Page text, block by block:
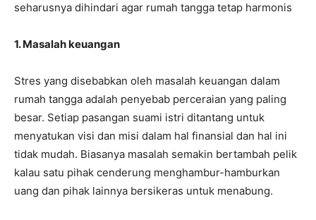
seharusnya dihindari agar rumah tangga tetap harmonis
1. Masalah keuangan
Stres yang disebabkan oleh masalah keuangan dalam
rumah tangga adalah penyebab perceraian yang paling
besar. Setiap pasangan suami istri ditantang untuk
menyatukan visi dan misi dalam hal finansial dan hal ini
tidak mudah. Biasanya masalah semakin bertambah pelik
kalau satu pihak cenderung menghambur-hamburkan
uang dan pihak lainnya bersikeras untuk menabung.